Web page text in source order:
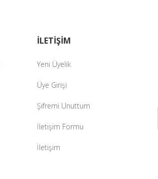
GönderİLETİŞİM
Yeni Üyelik
Üye Girişi
Şifremi Unuttum
İletişim Formu
İletişim